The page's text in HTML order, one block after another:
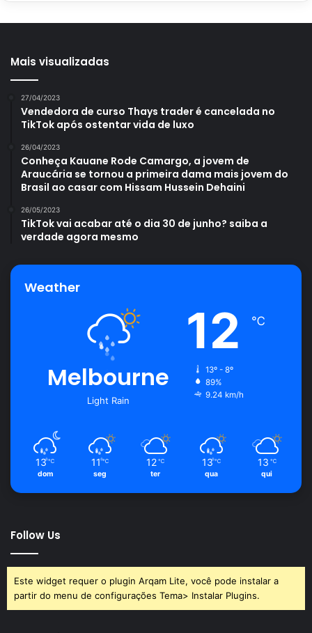
Mais visualizadas
27/04/2023
Vendedora de curso Thays trader é cancelada no
TikTok após ostentar vida de luxo
26/04/2023
Conheça Kauane Rode Camargo, a jovem de
Araucária se tornou a primeira dama mais jovem do
Brasil ao casar com Hissam Hussein Dehaini
26/05/2023
TikTok vai acabar até o dia 30 de junho? saiba a
verdade agora mesmo
Weather
Melbourne
Light Rain
12 ℃
13º - 8º
89%
9.24 km/h
13 ℃
dom
11 ℃
seg
12 ℃
ter
13 ℃
qua
13 ℃
qui
Follow Us
Este widget requer o plugin Arqam Lite, você pode instalar a
partir do menu de configurações Tema> Instalar Plugins.